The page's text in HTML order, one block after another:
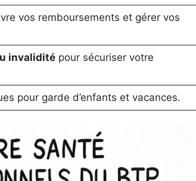
vos remboursements et gérer vos
invaliditépour sécuriser votre
pour garde d’enfants et vacances.